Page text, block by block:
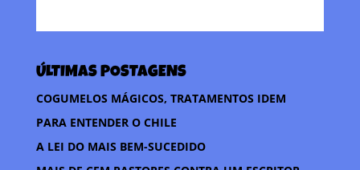
c
b
o
o
k
i
t
e
r
a
s
A
p
p
m
a
r
t
i
l
ÚLTIMAS POSTAGENS
COGUMELOS MÁGICOS, TRATAMENTOS IDEM
PARA ENTENDER O CHILE
A LEI DO MAIS BEM-SUCEDIDO